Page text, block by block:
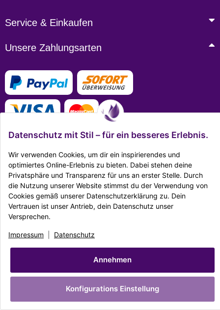
Service & Einkaufen
Unsere Zahlungsarten
Mehr Infos zu den Zahlungsarten
Ausgezeichnet Zertifiziert
Impressum| Datenschutz
Unternehmen
Made with ♥ with easyTemplate360
* Alle Preise inkl. gesetzlicher USt., zzgl.Versand
Powered by
Datenschutz mit Stil – für ein besseres Erlebnis.
Wir verwenden Cookies, um dir ein inspirierendes und
optimiertes Online-Erlebnis zu bieten. Dabei stehen deine
Privatsphäre und Transparenz für uns an erster Stelle. Durch
die Nutzung unserer Website stimmst du der Verwendung von
Cookies gemäß unserer Datenschutzerklärung zu. Dein
Vertrauen ist unser Antrieb, dein Datenschutz unser
Versprechen.
Impressum Datenschutz
Annehmen
Konfigurations Einstellung